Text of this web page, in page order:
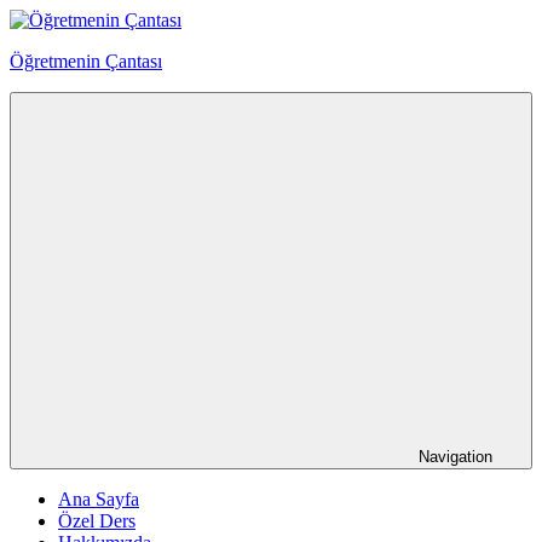
Skip
content
Öğretmenin Çantası
Navigation
Ana Sayfa
Özel Ders